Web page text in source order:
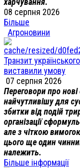
08 серпня 2026
Більше
Агроновини
Транзит
виставили умову
07 серпня 2026
Переговори про
найчутливішу для
збитки від подій
організації
але з чіткою
цього ще один
належить.
Більше інформації